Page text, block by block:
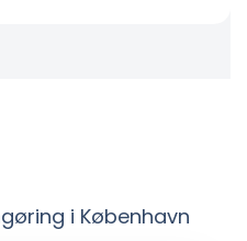
i København